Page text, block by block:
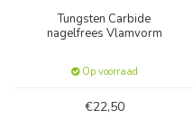
Tungsten Carbide
nagelfrees Vlamvorm
Op voorraad
€22,50